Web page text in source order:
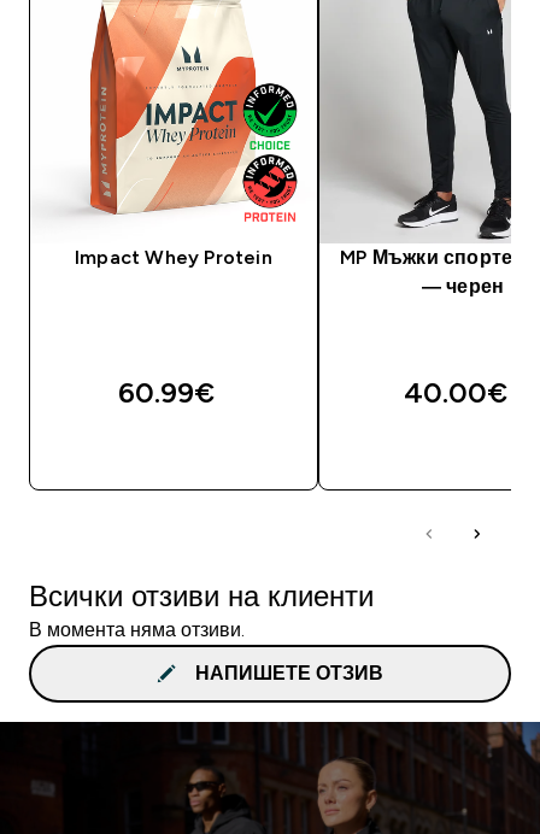
Impact Whey Protein
60.99€‎
MP Мъжки спортен
— черен
40.00€‎
Всички отзиви на клиенти
В момента няма отзиви.
НАПИШЕТЕ ОТЗИВ